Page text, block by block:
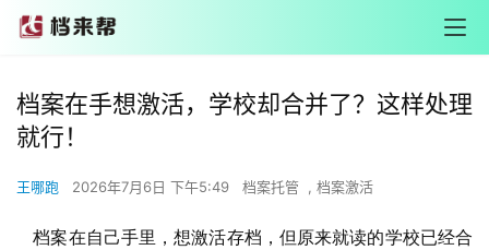
档案在手想激活，学校却合并了？这样处理
就行！
王哪跑 2026年7月6日 下午5:49 档案托管 , 档案激活
档案在自己手里，想激活存档，但原来就读的学校已经合